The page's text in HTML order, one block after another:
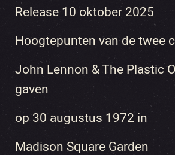
Release 10 oktober 2025
Hoogtepunten van de twee
John Lennon & The Plastic
gaven
op 30 augustus 1972 in
Madison Square Garden